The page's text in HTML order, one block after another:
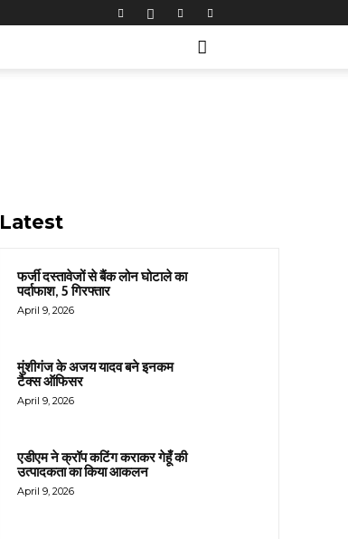
Latest
फर्जी दस्तावेजों से बैंक लोन घोटाले का
पर्दाफाश, 5 गिरफ्तार
April 9, 2026
मुंशीगंज के अजय यादव बने इनकम
टैक्स ऑफिसर
April 9, 2026
एडीएम ने क्रॉप कटिंग कराकर गेहूँ की
उत्पादकता का किया आकलन
April 9, 2026